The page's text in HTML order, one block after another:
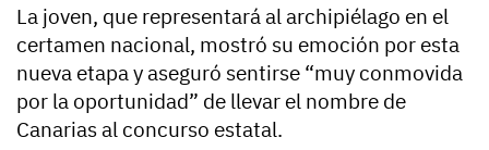
La joven, que representará al archipiélago en el
certamen nacional, mostró su emoción por esta
nueva etapa y aseguró sentirse “muy conmovida
por la oportunidad” de llevar el nombre de
Canarias al concurso estatal.